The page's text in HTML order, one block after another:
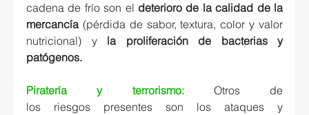
cadena de frío son el deterioro de la calidad de la
mercancía (pérdida de sabor, textura, color y valor
nutricional) y la proliferación de bacterias y
patógenos.
Piratería y terrorismo:
Otros de
los riesgos presentes son los ataques y